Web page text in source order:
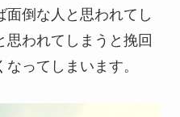
面倒な人と思われてし
思われてしまうと挽回
ってしまいます。